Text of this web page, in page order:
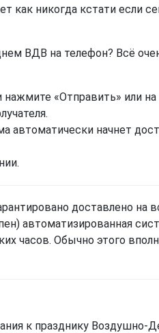
никогда кстати если
ВДВ на телефон? Всё
«Отправить» или на
автоматически начнет
доставлено на
автоматизированная
часов. Обычно этого
к празднику Воздушно-